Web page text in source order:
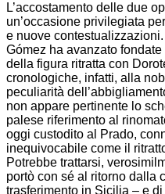
L’accostamento delle due
un’occasione privilegiata
e nuove
Gómez ha avanzato
della figura ritratta con
cronologiche, infatti, alla
peculiarità
non appare pertinente lo
palese riferimento al
oggi custodito al Prado,
inequivocabile come il
Potrebbe trattarsi,
portò con sé al ritorno dalla
trasferimento in Sicilia – e